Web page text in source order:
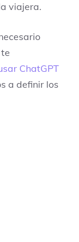
viajera.
ChatGPT
a definir los